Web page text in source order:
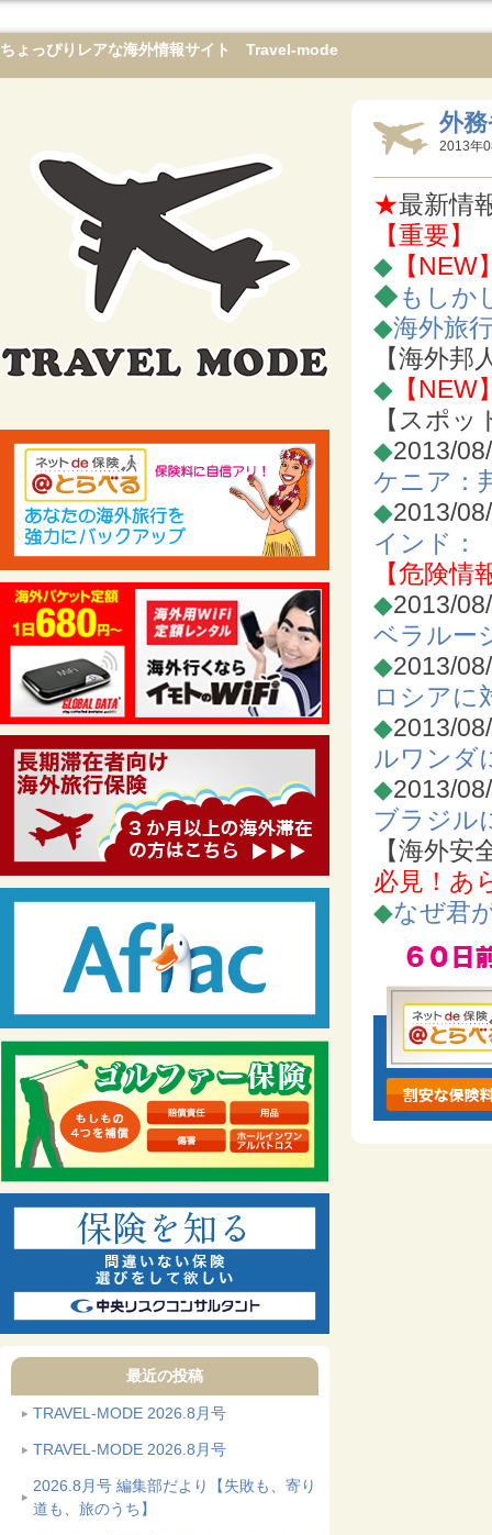
ちょっぴりレアな海外情報サイト Travel-mode
最近の投稿
TRAVEL-MODE 2026.8月号
TRAVEL-MODE 2026.8月号
2026.8月号 編集部だより【失敗も、寄り
道も、旅のうち】
外
2013年
★最新情
【重要】
◆ 【NEW
◆もしか
◆海外旅
【海外邦
◆ 【NEW
【スポッ
◆2013/
ケニア：
◆2013/
インド：
【危険情
◆2013/
ベラルー
◆2013/
ロシアに
◆2013/
ルワンダ
◆2013/
ブラジル
【海外安
必見！あ
◆なぜ君